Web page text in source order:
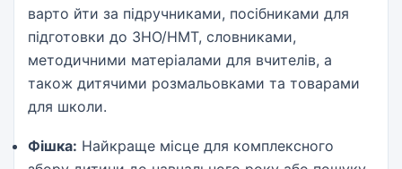
варто йти за підручниками, посібниками для
підготовки до ЗНО/НМТ, словниками,
методичними матеріалами для вчителів, а
також дитячими розмальовками та товарами
для школи.
Фішка: Найкраще місце для комплексного